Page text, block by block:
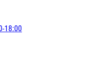
18:00